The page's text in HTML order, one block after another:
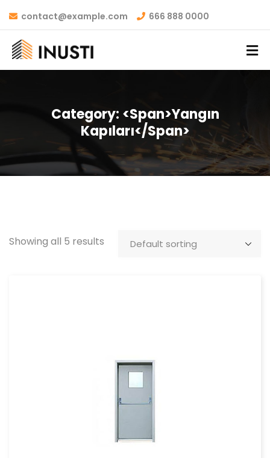
contact@example.com 666 888 0000
Category: <span>Yangın
Kapıları</span>
Showing all 5 results